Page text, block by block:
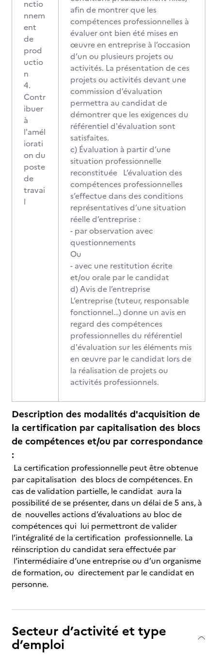
nctio
nnem
ent
de
prod
uctio
n
4.
Contr
ibuer
à
l'amél
iorati
on du
poste
de
travai
l
afin de montrer que les
compétences professionnelles à
évaluer ont bien été mises en
œuvre en entreprise à l’occasion
d’un ou plusieurs projets ou
activités. La présentation de ces
projets ou activités devant une
commission d’évaluation
permettra au candidat de
démontrer que les exigences du
référentiel d'évaluation sont
satisfaites.
c) Évaluation à partir d’une
situation professionnelle
reconstituée L’évaluation des
compétences professionnelles
s’effectue dans des conditions
représentatives d’une situation
réelle d’entreprise :
- par observation avec
questionnements
Ou
- avec une restitution écrite
et/ou orale par le candidat
d) Avis de l’entreprise
L’entreprise (tuteur, responsable
fonctionnel…) donne un avis en
regard des compétences
professionnelles du référentiel
d'évaluation sur les éléments mis
en œuvre par le candidat lors de
la réalisation de projets ou
activités professionnels.
Description des modalités d'acquisition de
la certification par capitalisation des blocs
de compétences et/ou par correspondance
:
La certification professionnelle peut être obtenue
par capitalisation des blocs de compétences. En
cas de validation partielle, le candidat aura la
possibilité de se présenter, dans un délai de 5 ans, à
de nouvelles actions d’évaluations au bloc de
compétences qui lui permettront de valider
l’intégralité de la certification professionnelle. La
réinscription du candidat sera effectuée par
l’intermédiaire d’une entreprise ou d’un organisme
de formation, ou directement par le candidat en
personne.
Secteur d’activité et type
d’emploi